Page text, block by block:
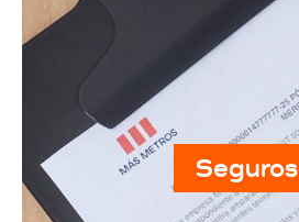
Seguros